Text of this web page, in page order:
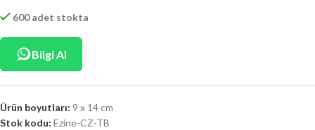
600 adet stokta
Bilgi Al
Ürün boyutları: 9 x 14 cm
Stok kodu: Ezine-CZ-TB